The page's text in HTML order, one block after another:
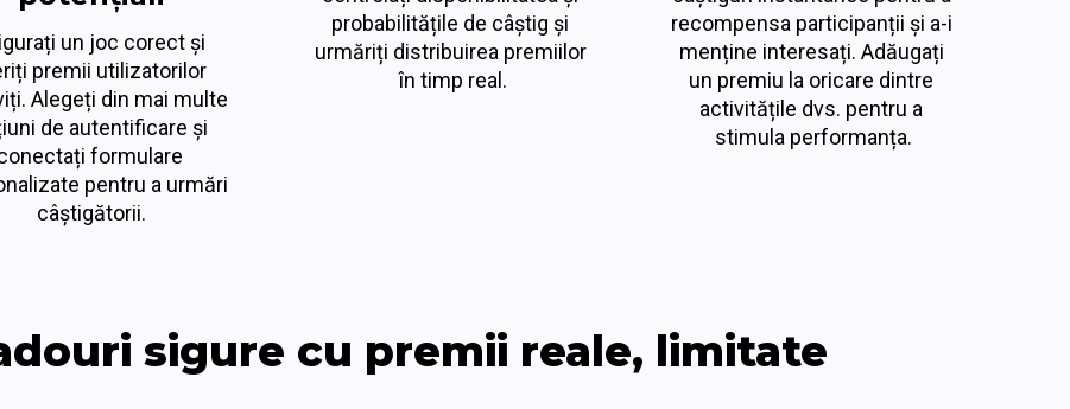
un joc corect și
premii utilizatorilor
Alegeți din mai multe
de autentificare și
formulare
pentru a urmări
câștigătorii.
probabilitățile de câștig și
urmăriți distribuirea premiilor
în timp real.
recompensa participanții și a-i
menține interesați. Adăugați
un premiu la oricare dintre
activitățile dvs. pentru a
stimula performanța.
sigure cu premii reale, limitate